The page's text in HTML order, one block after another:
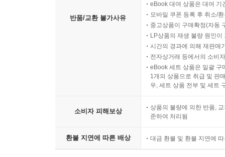
반품/교환 불가사유
eBook 대여 상품은 대여 기
모바일 쿠폰 등록 후 취소/
중고상품이 구매확정(자동
LP상품의 재생 불량 원인
시간의 경과에 의해 재판매
전자상거래 등에서의 소비
eBook 세트 상품은 일괄 구
1개의 상품으로 취급 및 판
우, 세트 상품 전부 및 세트
소비자 피해보상
상품의 불량에 의한 반품,
준하여 처리됨
환불 지연에 따른 배상 대금 환불 및 환불 지연에